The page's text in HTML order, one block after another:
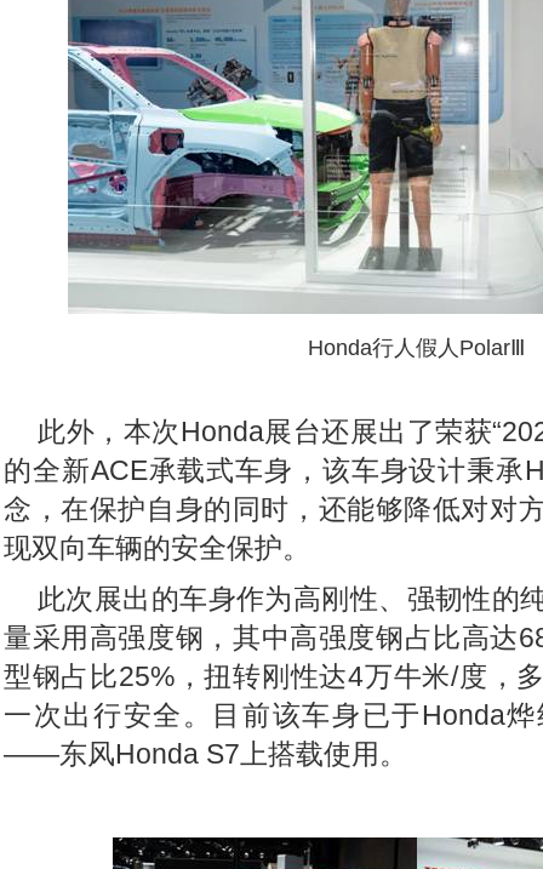
Honda行人假人PolarⅢ
此外，本次Honda展台还展出了荣获
的全新ACE承载式车身，该车身设计秉承
念，在保护自身的同时，还能够降低对对
现双向车辆的安全保护。
此次展出的车身作为高刚性、强韧性的
量采用高强度钢，其中高强度钢占比高达
型钢占比25%，扭转刚性达4万牛米/度，
一次出行安全。目前该车身已于Honda
——东风Honda S7上搭载使用。